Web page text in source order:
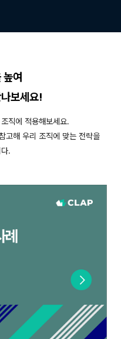
여
보세요!
직에 적용해보세요.
고해 우리 조직에 맞는 전략을
.